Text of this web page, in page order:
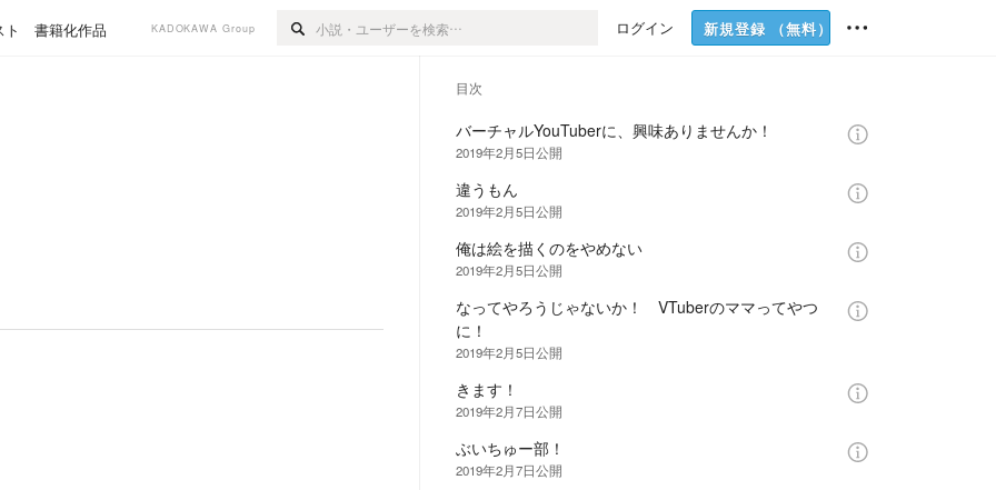
ト 書籍化作品 KADOKAWA Group ログイン 新規登録 （無料）
目次
バーチャルYouTuberに、興味ありませんか！
2019年2月5日公開
違うもん
2019年2月5日公開
俺は絵を描くのをやめない
2019年2月5日公開
なってやろうじゃないか！ VTuberのママってやつ
に！
2019年2月5日公開
きます！
2019年2月7日公開
ぶいちゅー部！
2019年2月7日公開